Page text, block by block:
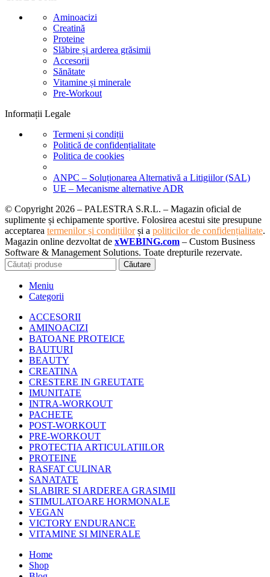
Aminoacizi
Creatină
Proteine
Slăbire și arderea grăsimii
Accesorii
Sănătate
Vitamine și minerale
Pre-Workout
Informații Legale
Termeni și condiții
Politică de confidențialitate
Politica de cookies
ANPC – Soluționarea Alternativă a Litigiilor (SAL)
UE – Mecanisme alternative ADR
© Copyright 2026 – PALESTRA S.R.L. – Magazin oficial de
suplimente și echipamente sportive. Folosirea acestui site presupune
acceptarea termenilor și condițiilorși a politicilor de confidențialitate.
Magazin online dezvoltat de xWEBING.com – Custom Business
Software & Management Solutions. Toate drepturile rezervate.
Căutare
Meniu
Categorii
ACCESORII
AMINOACIZI
BATOANE PROTEICE
BAUTURI
BEAUTY
CREATINA
CRESTERE IN GREUTATE
IMUNITATE
INTRA-WORKOUT
PACHETE
POST-WORKOUT
PRE-WORKOUT
PROTECTIA ARTICULATIILOR
PROTEINE
RASFAT CULINAR
SANATATE
SLABIRE SI ARDEREA GRASIMII
STIMULATOARE HORMONALE
VEGAN
VICTORY ENDURANCE
VITAMINE SI MINERALE
Home
Shop